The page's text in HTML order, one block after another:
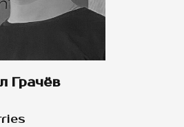
Грачёв